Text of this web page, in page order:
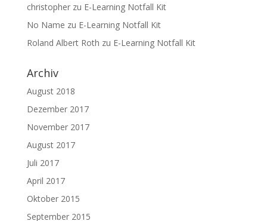
christopherzu E-Learning Notfall Kit
No Name zu E-Learning Notfall Kit
Roland Albert Roth zu E-Learning Notfall Kit
Archiv
August 2018
Dezember 2017
November 2017
August 2017
Juli 2017
April 2017
Oktober 2015
September 2015